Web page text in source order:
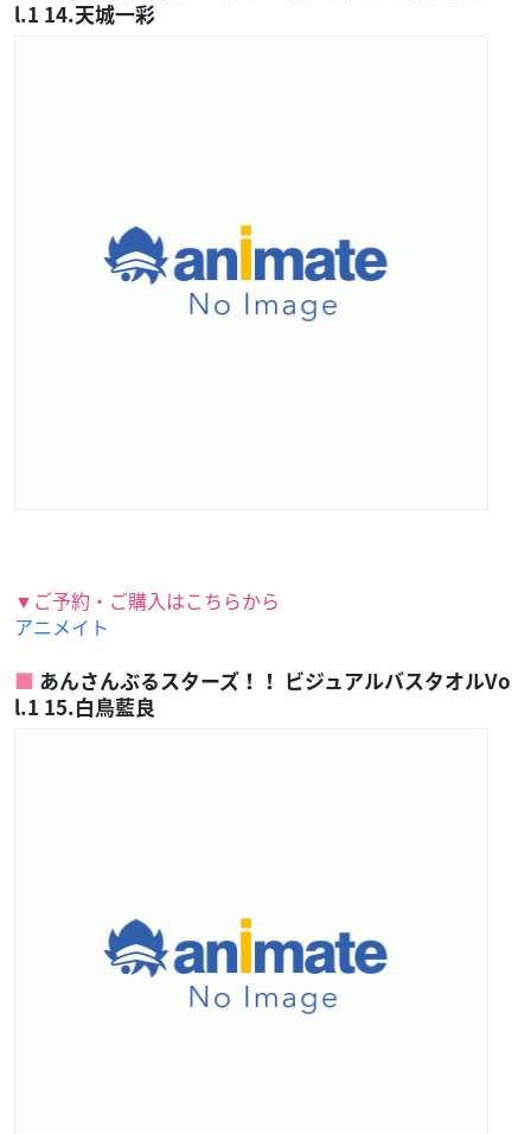
l.1 14.天城一彩
▼ご予約・ご購入はこちらから
アニメイト
あんさんぶるスターズ！！ ビジュアルバスタオルVo
l.1 15.白鳥藍良